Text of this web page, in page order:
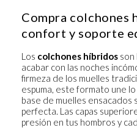
Compra colchones
confort y soporte
Los colchones híbridos son
acabar con las noches
firmeza de los muelles
espuma, este formato une
base de muelles
perfecta. Las capas
presión en tus hombros y